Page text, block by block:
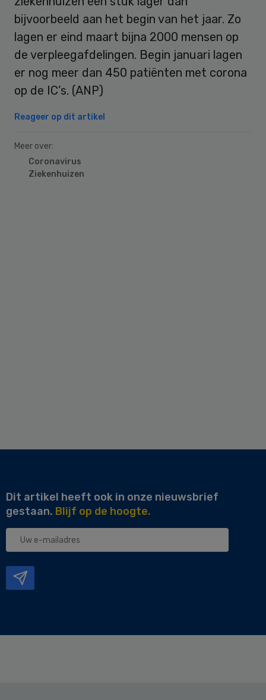
bijvoorbeeld aan het begin van het jaar. Zo
lagen er eind maart bijna 2000 mensen op
de verpleegafdelingen. Begin januari lagen
er nog meer dan 450 patiënten met corona
op de IC’s. (ANP)
Reageer op dit artikel
Meer over:
Coronavirus
Ziekenhuizen
Dit artikel heeft ook in onze nieuwsbrief
gestaan. Blijf op de hoogte.
Uw